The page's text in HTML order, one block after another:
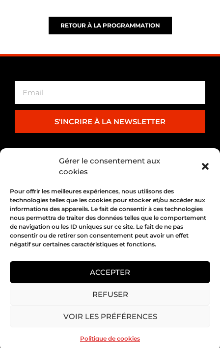
Gérer le consentement aux
cookies
Pour offrir les meilleures expériences, nous utilisons des
technologies telles que les cookies pour stocker et/ou accéder aux
informations des appareils. Le fait de consentir à ces technologies
nous permettra de traiter des données telles que le comportement
de navigation ou les ID uniques sur ce site. Le fait de ne pas
consentir ou de retirer son consentement peut avoir un effet
négatif sur certaines caractéristiques et fonctions.
ACCEPTER
REFUSER
VOIR LES PRÉFÉRENCES
Politique de cookies
RETOUR À LA PROGRAMMATION
S'INCRIRE À LA NEWSLETTER
PARTENARIAT